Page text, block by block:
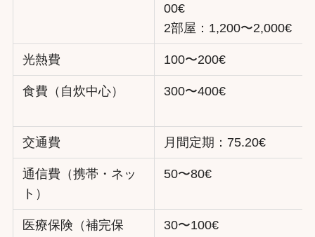
00€
2部屋：1,200〜2,000€
光熱費 100〜200€
食費（自炊中心） 300〜400€
交通費 月間定期：75.20€
通信費（携帯・ネッ
ト）
50〜80€
医療保険（補完保
30〜100€